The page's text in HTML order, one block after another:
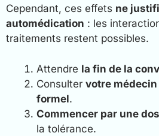
Cependant, ces effets ne
automédication : les
traitements restent possibles.
Attendre la fin de la
Consulter votre
formel.
Commencer par une
la tolérance.